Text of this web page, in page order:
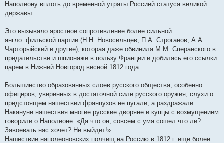
Наполеону вплоть до временной утраты Россией статуса великой
державы.
Это вызывало яростное сопротивление более сильной
англо¬фильской партии (Н.Н. Новосильцев, П.А. Строганов, А.А.
Чарторыйский и другие), которая даже обвинила М.М. Сперанского в
предательстве и шпионаже в пользу Франции и добилась его ссылки
царем в Нижний Новгород весной 1812 года.
Большинство образованных слоев русского общества, особенно
офицеров, уверенных в достаточной силе русского оружия, слухи о
предстоящем нашествии французов не пугали, а раздражали.
Накануне нашествия многие русские дворяне и купцы с возмущением
говорили о Наполеоне: «Да что он, совсем с ума сошел что ли?
Завоевать нас хочет? Не выйдет!» .
Нашествие наполеоновских полчищ на Россию в 1812 г. еще более